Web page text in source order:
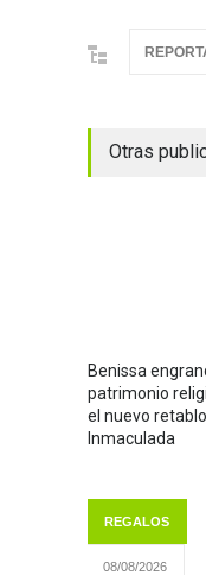
Otras
Benissa
patrimonio
el nuevo
Inmaculada
REGALOS
08/08/2026